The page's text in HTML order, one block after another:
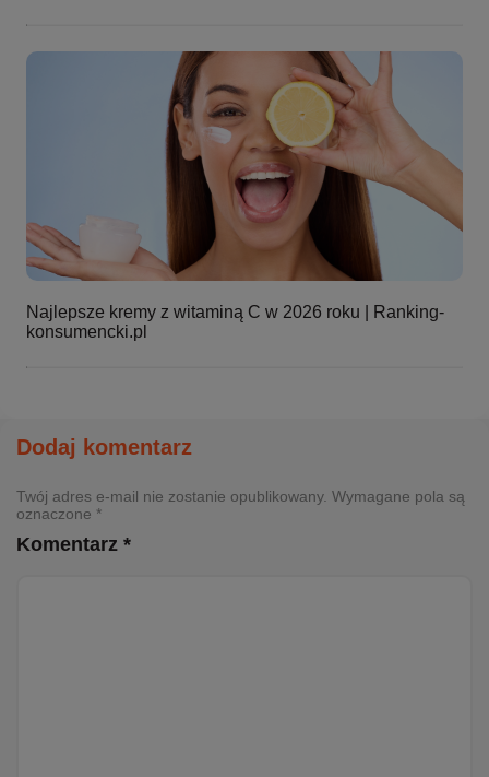
Najlepsze kremy z witaminą C w 2026 roku | Ranking-
konsumencki.pl
Dodaj komentarz
Twój adres e-mail nie zostanie opublikowany. Wymagane pola są
oznaczone *
Komentarz *